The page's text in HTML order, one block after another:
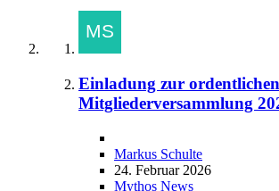
Einladung zur ordentlichen
Mitgliederversammlung
Markus Schulte
24. Februar 2026
Mythos News